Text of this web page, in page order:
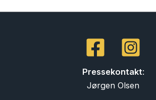
Pressekontakt:
Jørgen Olsen